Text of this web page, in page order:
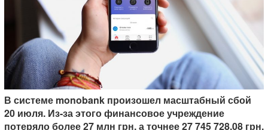
В системе monobank произошел масштабный сбой
20 июля. Из-за этого финансовое учреждение
потеряло более 27 млн грн, а точнее 27 745 728,08 грн.